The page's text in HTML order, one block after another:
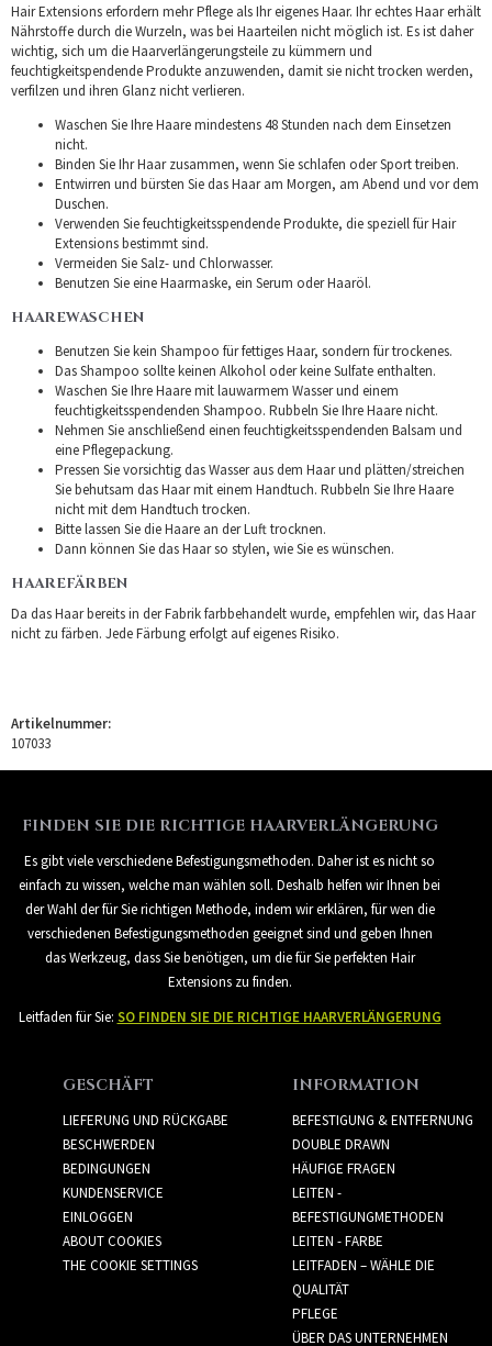
Hair Extensions erfordern mehr Pflege als Ihr eigenes Haar. Ihr echtes Haar erhält
Nährstoffe durch die Wurzeln, was bei Haarteilen nicht möglich ist. Es ist daher
wichtig, sich um die Haarverlängerungsteile zu kümmern und
feuchtigkeitspendende Produkte anzuwenden, damit sie nicht trocken werden,
verfilzen und ihren Glanz nicht verlieren.
Waschen Sie Ihre Haare mindestens 48 Stunden nach dem Einsetzen
nicht.
Binden Sie Ihr Haar zusammen, wenn Sie schlafen oder Sport treiben.
Entwirren und bürsten Sie das Haar am Morgen, am Abend und vor dem
Duschen.
Verwenden Sie feuchtigkeitsspendende Produkte, die speziell für Hair
Extensions bestimmt sind.
Vermeiden Sie Salz- und Chlorwasser.
Benutzen Sie eine Haarmaske, ein Serum oder Haaröl.
HAAREWASCHEN
Benutzen Sie kein Shampoo für fettiges Haar, sondern für trockenes.
Das Shampoo sollte keinen Alkohol oder keine Sulfate enthalten.
Waschen Sie Ihre Haare mit lauwarmem Wasser und einem
feuchtigkeitsspendenden Shampoo. Rubbeln Sie Ihre Haare nicht.
Nehmen Sie anschließend einen feuchtigkeitsspendenden Balsam und
eine Pflegepackung.
Pressen Sie vorsichtig das Wasser aus dem Haar und plätten/streichen
Sie behutsam das Haar mit einem Handtuch. Rubbeln Sie Ihre Haare
nicht mit dem Handtuch trocken.
Bitte lassen Sie die Haare an der Luft trocknen.
Dann können Sie das Haar so stylen, wie Sie es wünschen.
HAAREFÄRBEN
Da das Haar bereits in der Fabrik farbbehandelt wurde, empfehlen wir, das Haar
nicht zu färben. Jede Färbung erfolgt auf eigenes Risiko.
Artikelnummer:
107033
FINDEN SIE DIE RICHTIGE HAARVERLÄNGERUNG
Es gibt viele verschiedene Befestigungsmethoden. Daher ist es nicht so
einfach zu wissen, welche man wählen soll. Deshalb helfen wir Ihnen bei
der Wahl der für Sie richtigen Methode, indem wir erklären, für wen die
verschiedenen Befestigungsmethoden geeignet sind und geben Ihnen
das Werkzeug, dass Sie benötigen, um die für Sie perfekten Hair
Extensions zu finden.
Leitfaden für Sie: SO FINDEN SIE DIE RICHTIGE HAARVERLÄNGERUNG
GESCHÄFT
LIEFERUNG UND RÜCKGABE
BESCHWERDEN
BEDINGUNGEN
KUNDENSERVICE
EINLOGGEN
ABOUT COOKIES
THE COOKIE SETTINGS
INFORMATION
BEFESTIGUNG & ENTFERNUNG
DOUBLE DRAWN
HÄUFIGE FRAGEN
LEITEN -
BEFESTIGUNGMETHODEN
LEITEN - FARBE
LEITFADEN – WÄHLE DIE
QUALITÄT
PFLEGE
ÜBER DAS UNTERNEHMEN